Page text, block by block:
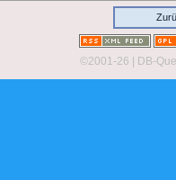
©2001-26 | DB-